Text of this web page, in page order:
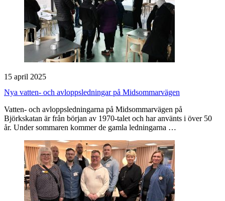
15 april 2025
Nya vatten- och avloppsledningar på Midsommarvägen
Vatten- och avloppsledningarna på Midsommarvägen på
Björkskatan är från början av 1970-talet och har använts i över 50
år. Under sommaren kommer de gamla ledningarna …